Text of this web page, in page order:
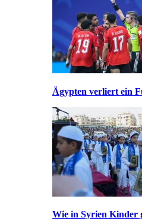
Ägypten verliert ein
Wie in Syrien Kinder